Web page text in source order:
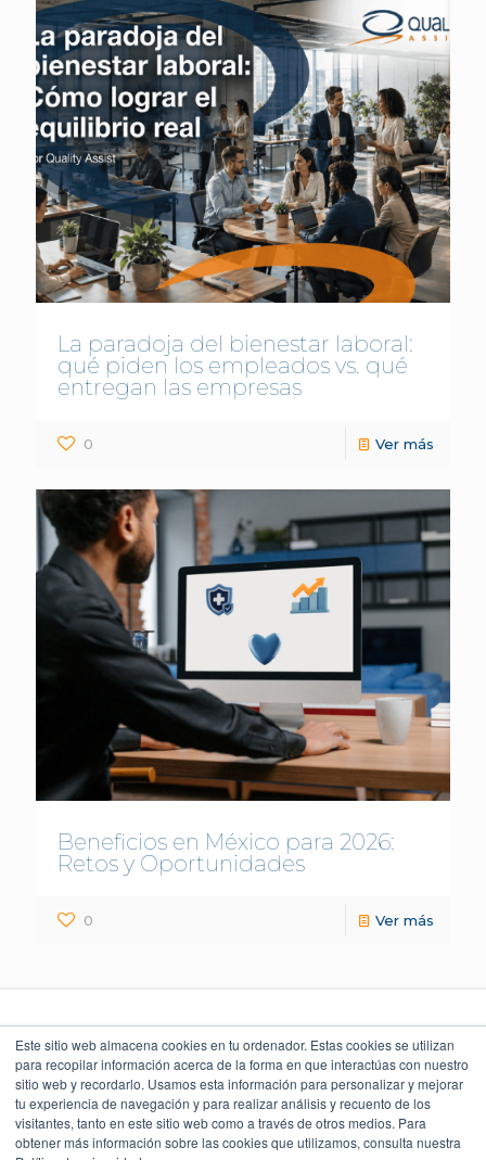
Este sitio web almacena cookies en tu ordenador. Estas cookies se utilizan
para recopilar información acerca de la forma en que interactúas con nuestro
sitio web y recordarlo. Usamos esta información para personalizar y mejorar
tu experiencia de navegación y para realizar análisis y recuento de los
visitantes, tanto en este sitio web como a través de otros medios. Para
obtener más información sobre las cookies que utilizamos, consulta nuestra
La paradoja del bienestar laboral:
qué piden los empleados vs. qué
entregan las empresas
0 Ver más
Beneficios en México para 2026:
Retos y Oportunidades
0 Ver más
LEGAL Y POLÍTICAS
Aviso Legal
Aviso de Privacidad
Política Ambiental
NUESTROS CLIENTES
4.9
Torre Índigo
Av. Paseo de la Reforma 373
55 5747 9100